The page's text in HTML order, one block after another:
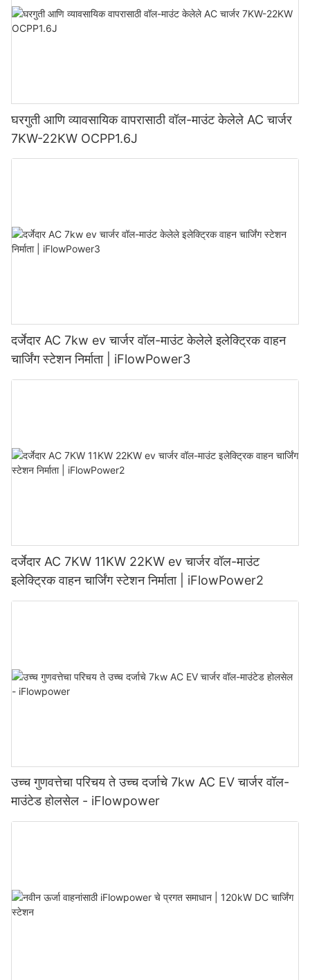
घरगुती आणि व्यावसायिक वापरासाठी वॉल-माउंट केलेले AC चार्जर
7KW-22KW OCPP1.6J
दर्जेदार AC 7kw ev चार्जर वॉल-माउंट केलेले इलेक्ट्रिक वाहन
चार्जिंग स्टेशन निर्माता | iFlowPower3
दर्जेदार AC 7KW 11KW 22KW ev चार्जर वॉल-माउंट
इलेक्ट्रिक वाहन चार्जिंग स्टेशन निर्माता | iFlowPower2
उच्च गुणवत्तेचा परिचय ते उच्च दर्जाचे 7kw AC EV चार्जर वॉल-
माउंटेड होलसेल - iFlowpower